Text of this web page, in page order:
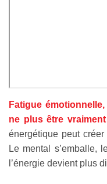
Fatigue
ne plus être
énergétique peut
Le mental s’emballe,
l’énergie devient plus